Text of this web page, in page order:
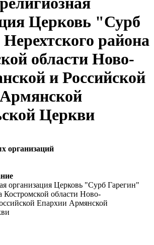
Церковь "Сурб
района
области Ново-
и Российской
Церкви
организаций
организация Церковь "Сурб Гарегин"
Костромской области Ново-
Епархии Армянской